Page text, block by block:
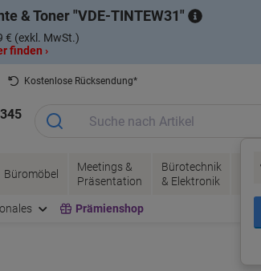
& Toner VDE-TINTEW31
€ (exkl. MwSt.)
finden ›
Kostenlose Rücksendung*
Büromöbel
Meetings &
Präsentation
Bürotechnik
& Elektronik
Prämienshop